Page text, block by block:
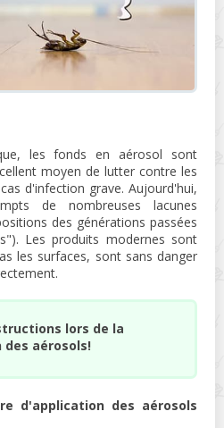
les fonds en aérosol sont
moyen de lutter contre les
d'infection grave. Aujourd'hui,
de nombreuses lacunes
des générations passées
Les produits modernes sont
les surfaces, sont sans danger
lors de la
aérosols!
d'application des aérosols